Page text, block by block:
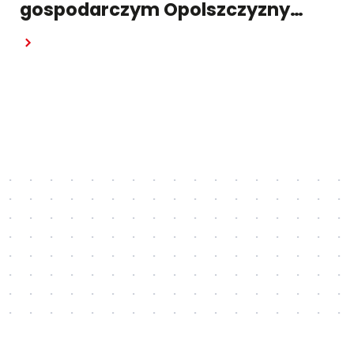
gospodarczym Opolszczyzny
w raporcie "Pulsu Biznesu"